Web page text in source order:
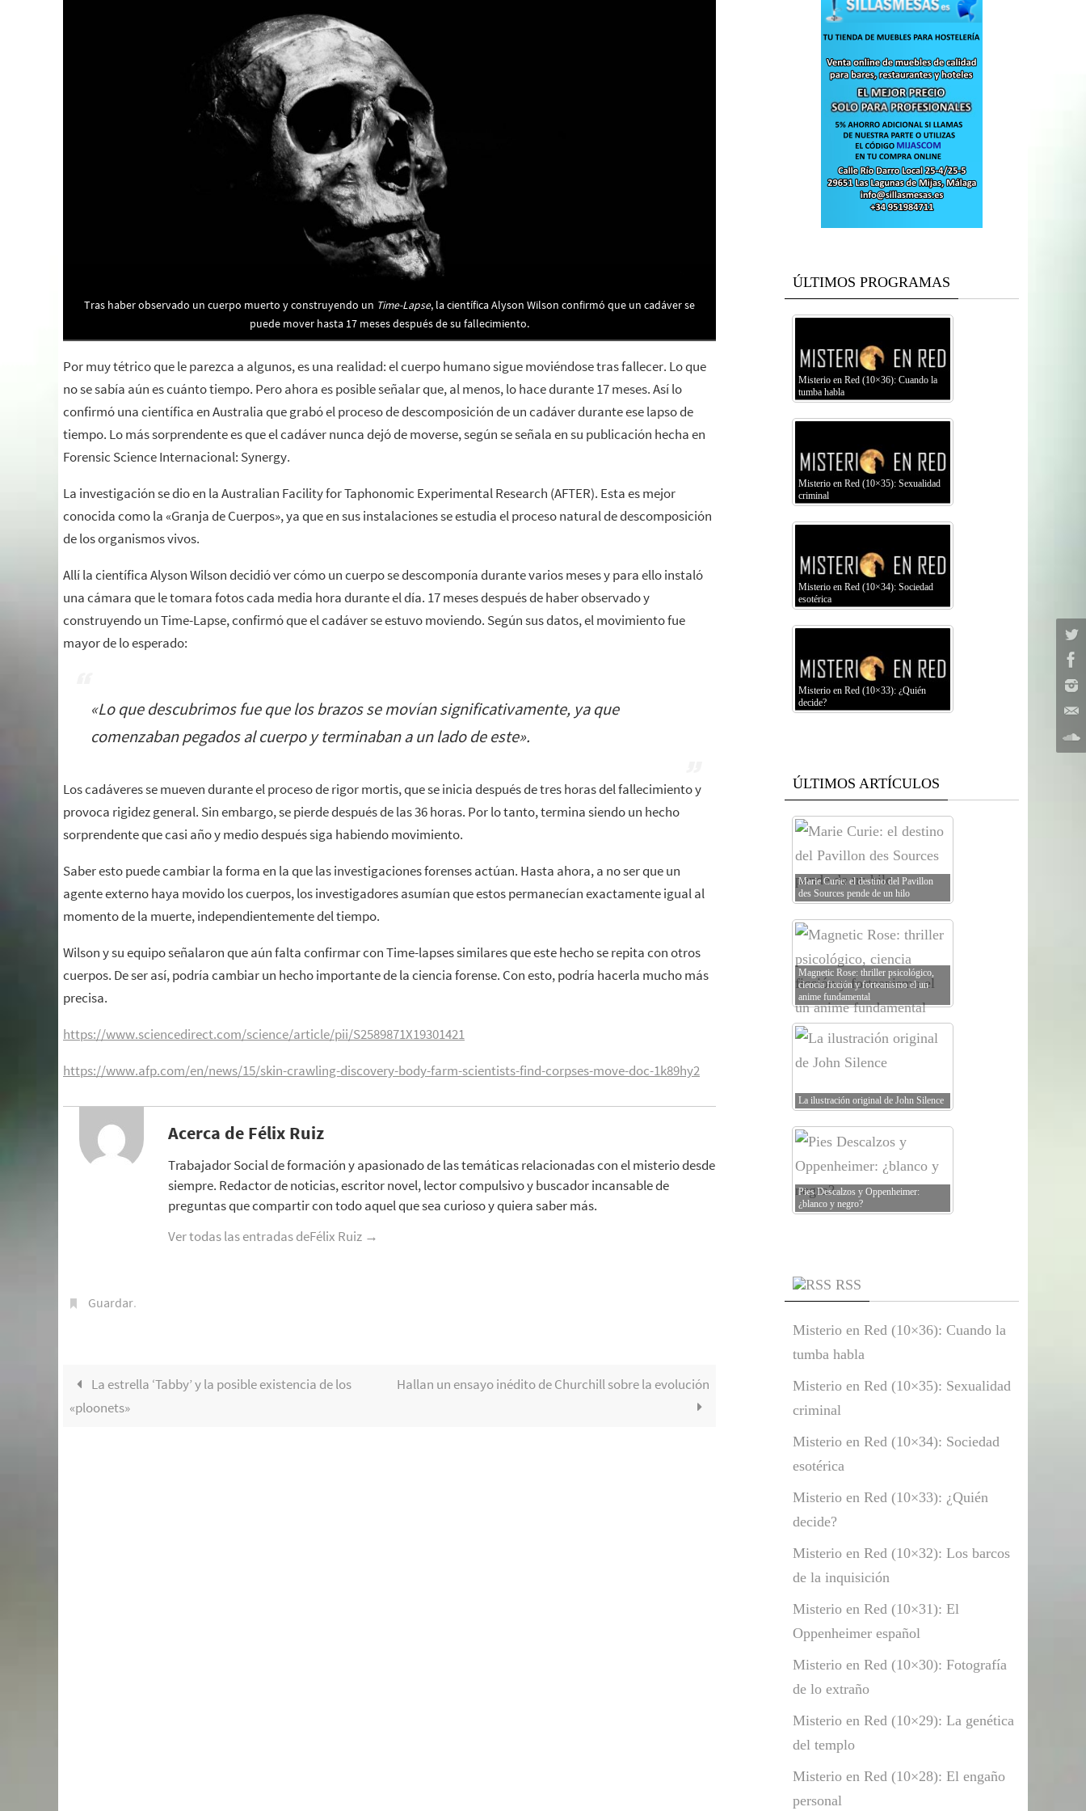
Tras haber observado un cuerpo muerto y construyendo un Time-Lapse, la científica Alyson Wilson confirmó que un cadáver se
puede mover hasta 17 meses después de su fallecimiento.
Por muy tétrico que le parezca a algunos, es una realidad: el cuerpo humano sigue moviéndose tras fallecer. Lo que
no se sabía aún es cuánto tiempo. Pero ahora es posible señalar que, al menos, lo hace durante 17 meses. Así lo
confirmó una científica en Australia que grabó el proceso de descomposición de un cadáver durante ese lapso de
tiempo. Lo más sorprendente es que el cadáver nunca dejó de moverse, según se señala en su publicación hecha en
Forensic Science Internacional: Synergy.
La investigación se dio en la Australian Facility for Taphonomic Experimental Research (AFTER). Esta es mejor
conocida como la «Granja de Cuerpos», ya que en sus instalaciones se estudia el proceso natural de descomposición
de los organismos vivos.
Allí la científica Alyson Wilson decidió ver cómo un cuerpo se descomponía durante varios meses y para ello instaló
una cámara que le tomara fotos cada media hora durante el día. 17 meses después de haber observado y
construyendo un Time-Lapse, confirmó que el cadáver se estuvo moviendo. Según sus datos, el movimiento fue
mayor de lo esperado:
«Lo que descubrimos fue que los brazos se movían significativamente, ya que
comenzaban pegados al cuerpo y terminaban a un lado de este».
Los cadáveres se mueven durante el proceso de rigor mortis, que se inicia después de tres horas del fallecimiento y
provoca rigidez general. Sin embargo, se pierde después de las 36 horas. Por lo tanto, termina siendo un hecho
sorprendente que casi año y medio después siga habiendo movimiento.
Saber esto puede cambiar la forma en la que las investigaciones forenses actúan. Hasta ahora, a no ser que un
agente externo haya movido los cuerpos, los investigadores asumían que estos permanecían exactamente igual al
momento de la muerte, independientemente del tiempo.
Wilson y su equipo señalaron que aún falta confirmar con Time-lapses similares que este hecho se repita con otros
cuerpos. De ser así, podría cambiar un hecho importante de la ciencia forense. Con esto, podría hacerla mucho más
precisa.
https://www.sciencedirect.com/science/article/pii/S2589871X19301421
https://www.afp.com/en/news/15/skin-crawling-discovery-body-farm-scientists-find-corpses-move-doc-1k89hy2
Acerca de Félix Ruiz
Trabajador Social de formación y apasionado de las temáticas relacionadas con el misterio desde
siempre. Redactor de noticias, escritor novel, lector compulsivo y buscador incansable de
preguntas que compartir con todo aquel que sea curioso y quiera saber más.
Ver todas las entradas deFélix Ruiz →
Guardar.
La estrella ‘Tabby’ y la posible existencia de los
«ploonets»
Hallan un ensayo inédito de Churchill sobre la evolución
ÚLTIMOS PROGRAMAS
Misterio en Red (10×36): Cuando la
tumba habla
Misterio en Red (10×35): Sexualidad
criminal
Misterio en Red (10×34): Sociedad
esotérica
Misterio en Red (10×33): ¿Quién
decide?
ÚLTIMOS ARTÍCULOS
Marie Curie: el destino del Pavillon
des Sources pende de un hilo
Magnetic Rose: thriller psicológico,
ciencia ficción y forteanismo el un
anime fundamental
La ilustración original de John Silence
Pies Descalzos y Oppenheimer:
¿blanco y negro?
RSS
Misterio en Red (10×36): Cuando la
tumba habla
Misterio en Red (10×35): Sexualidad
criminal
Misterio en Red (10×34): Sociedad
esotérica
Misterio en Red (10×33): ¿Quién
decide?
Misterio en Red (10×32): Los barcos
de la inquisición
Misterio en Red (10×31): El
Oppenheimer español
Misterio en Red (10×30): Fotografía
de lo extraño
Misterio en Red (10×29): La genética
del templo
Misterio en Red (10×28): El engaño
personal